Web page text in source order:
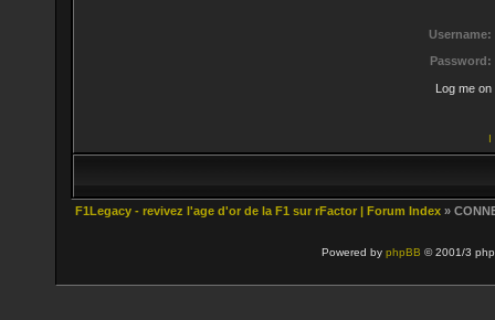
Username:
Password:
Log me
I
F1Legacy - revivez l'age d'or de la F1 sur rFactor | Forum Index »
Powered by phpBB © 2001/3